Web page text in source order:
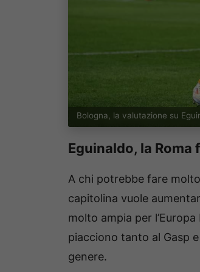
Bologna, la valutazione su
Eguinaldo, la
A chi potrebbe fare
capitolina vuole
molto ampia per l’Europa
piacciono tanto al Gasp
genere.